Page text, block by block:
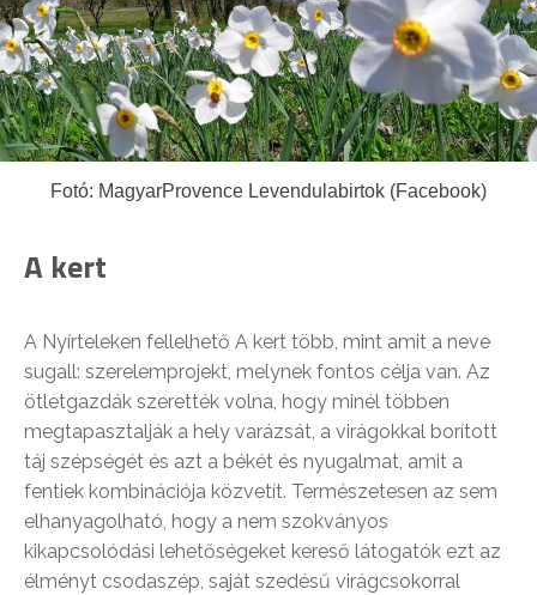
Fotó: MagyarProvence Levendulabirtok (Facebook)
A kert
A Nyírteleken fellelhető A kert több, mint amit a neve
sugall: szerelemprojekt, melynek fontos célja van. Az
ötletgazdák szerették volna, hogy minél többen
megtapasztalják a hely varázsát, a virágokkal borított
táj szépségét és azt a békét és nyugalmat, amit a
fentiek kombinációja közvetít. Természetesen az sem
elhanyagolható, hogy a nem szokványos
kikapcsolódási lehetőségeket kereső látogatók ezt az
élményt csodaszép, saját szedésű virágcsokorral